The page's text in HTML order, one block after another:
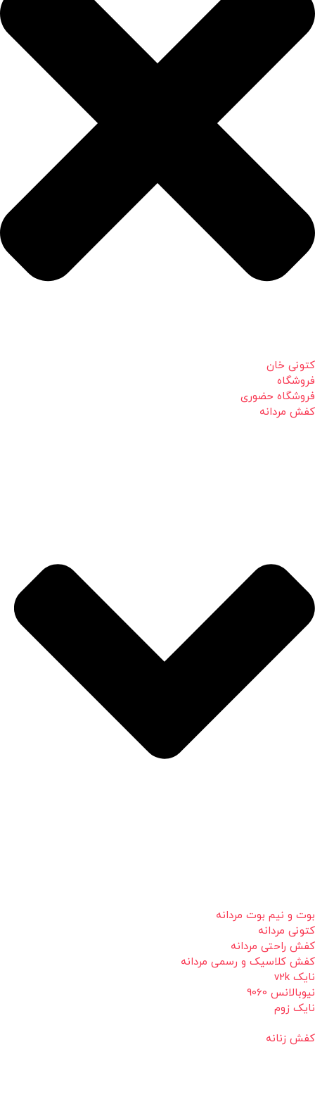
کتونی خان
فروشگاه
فروشگاه حضوری
کفش مردانه
بوت و نیم بوت مردانه
کتونی مردانه
کفش راحتی مردانه
کفش کلاسیک و رسمی مردانه
نایک v2k
نیوبالانس 9060
نایک زوم
کفش زنانه